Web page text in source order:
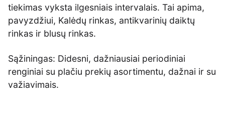
tiekimas vyksta ilgesniais intervalais. Tai apima,
pavyzdžiui, Kalėdų rinkas, antikvarinių daiktų
rinkas ir blusų rinkas.
Sąžiningas: Didesni, dažniausiai periodiniai
renginiai su plačiu prekių asortimentu, dažnai ir su
važiavimais.